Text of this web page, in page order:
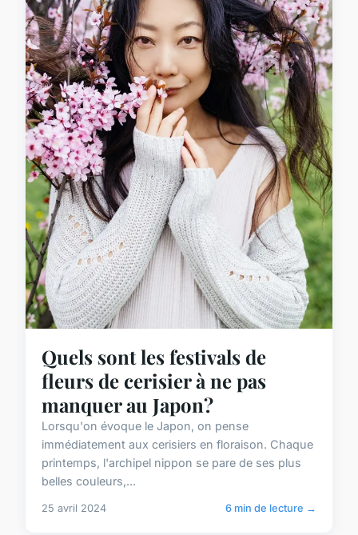
Quels sont les festivals de
fleurs de cerisier à ne pas
manquer au Japon?
Lorsqu'on évoque le Japon, on pense
immédiatement aux cerisiers en floraison. Chaque
printemps, l'archipel nippon se pare de ses plus
belles couleurs,...
25 avril 2024 6 min de lecture →